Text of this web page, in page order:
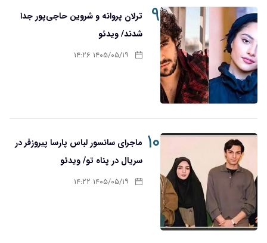
۹
ترلان پروانه و شروین حاجی‌پور جدا
شدند/ ویدئو
۱۴۰۵/۰۵/۱۹ ۱۴:۲۶
۱۰ ماجرای سانسور لباس پارسا پیروزفر در
سریال در پناه تو/ ویدئو
۱۴۰۵/۰۵/۱۹ ۱۴:۲۲